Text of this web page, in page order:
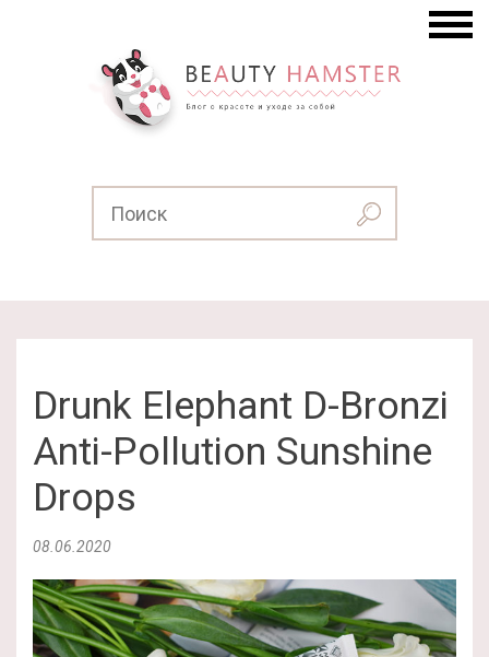
Drunk Elephant D-Bronzi
Anti-Pollution Sunshine
Drops
08.06.2020